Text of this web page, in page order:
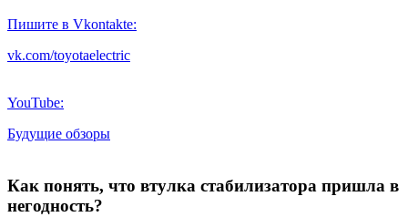
Пишите в Vkontakte:
vk.com/toyotaelectric
YouTube:
Будущие обзоры
Как понять, что втулка стабилизатора пришла в
негодность?